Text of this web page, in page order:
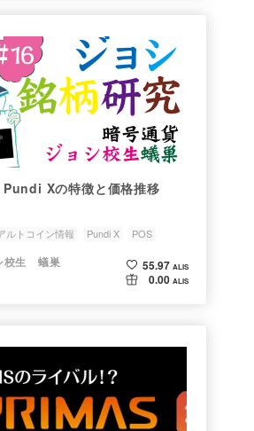
Pundi Xの特徴と価格推移
ルトコイン情報 Pundi X
POS
たいALISISTAコンテスト
校生 蟻巣
55.97 ALIS
0.00 ALIS